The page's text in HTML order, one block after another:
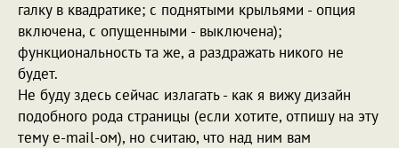
галку в квадратике; с поднятыми крыльями - опция
включена, с опущенными - выключена);
функциональность та же, а раздражать никого не
будет.
Не буду здесь сейчас излагать - как я вижу дизайн
подобного рода страницы (если хотите, отпишу на эту
тему e-mail-ом), но считаю, что над ним вам